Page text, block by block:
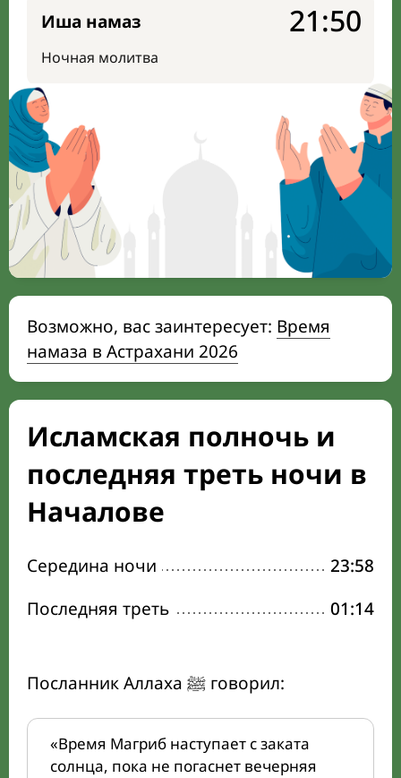
Иша намаз
Ночная молитва
21:50
Возможно, вас заинтересует: Время
намаза в Астрахани 2026
Исламская полночь и
последняя треть ночи в
Началове
Середина ночи
23:58
Последняя треть
01:14
Посланник Аллаха ﷺ говорил:
«Время Магриб наступает с заката
солнца, пока не погаснет вечерняя